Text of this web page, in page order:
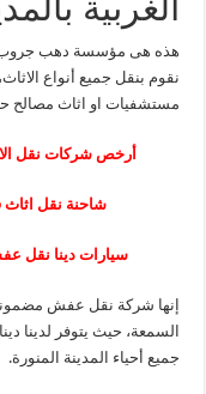
هذه هى مؤسسة دهب جروب
نقوم بنقل جميع أنواع
مستشفيات او اثاث مصالح
أرخص شركات نقل
شاحنة نقل اثاث
سيارات دينا نقل
إنها شركة نقل عفش
السمعة، حيث يتوفر لدينا
جميع أحياء المدينة المنورة.